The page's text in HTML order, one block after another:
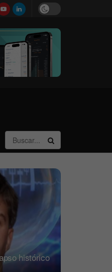
histórico